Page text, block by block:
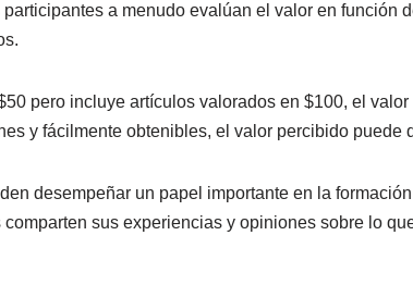
a menudo evalúan el valor en función
pero incluye artículos valorados en $100, el
y fácilmente obtenibles, el valor percibido puede
desempeñar un papel importante en la
sus experiencias y opiniones sobre lo